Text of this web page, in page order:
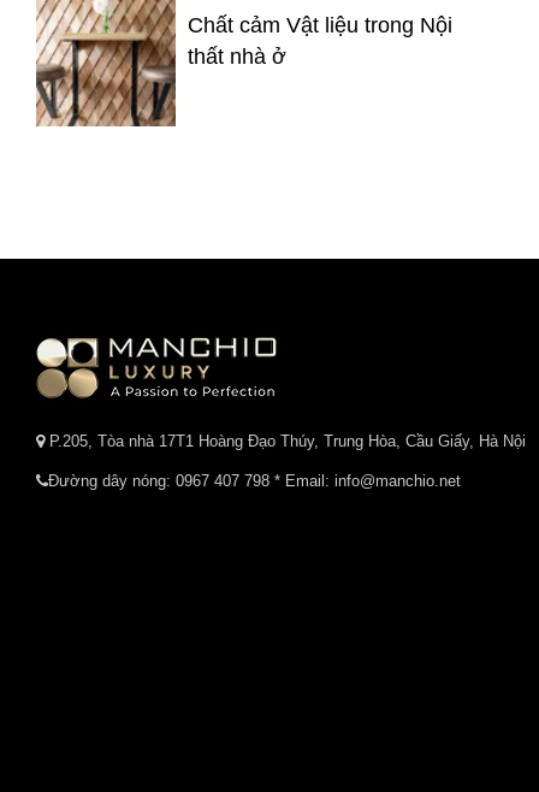
Chất cảm Vật liệu trong Nội
thất nhà ở
P.205, Tòa nhà 17T1 Hoàng Đạo Thúy, Trung Hòa, Cầu Giấy, Hà Nội
Đường dây nóng: 0967 407 798 * Email: info@manchio.net